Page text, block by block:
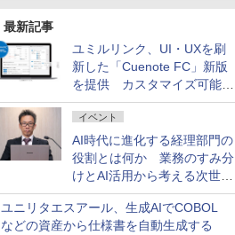
最新記事
ユミルリンク、UI・UXを刷
新した「Cuenote FC」新版
を提供 カスタマイズ可能な
ダッシュボード画面を搭載
イベント
AI時代に進化する経理部門の
役割とは何か 業務のすみ分
けとAI活用から考える次世代
ファイナンス戦略
ユニリタエスアール、生成AIでCOBOL
などの資産から仕様書を自動生成する